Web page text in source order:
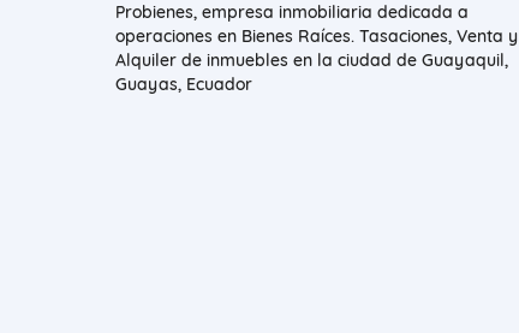
Probienes, empresa inmobiliaria dedicada a
operaciones en Bienes Raíces. Tasaciones, Venta y
Alquiler de inmuebles en la ciudad de Guayaquil,
Guayas, Ecuador